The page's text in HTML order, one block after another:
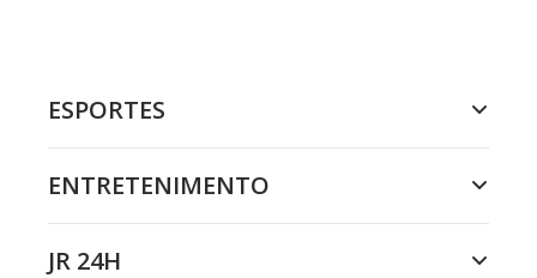
ESPORTES
ENTRETENIMENTO
JR 24H